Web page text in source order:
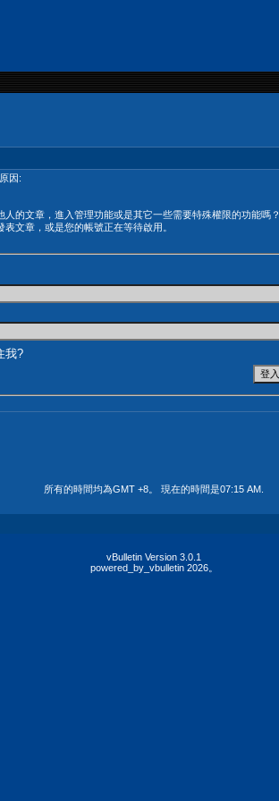
因:
的文章，進入管理功能或是其它一些需要特殊權限的功能嗎？
文章，或是您的帳號正在等待啟用。
我?
所有的時間均為GMT +8。 現在的時間是07:15 AM
vBulletin Version 3.0.1
powered_by_vbulletin 2026。